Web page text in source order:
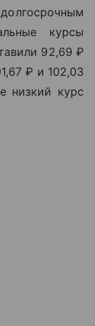
курсы
92,69 ₽
₽ и 102,03
низкий курс